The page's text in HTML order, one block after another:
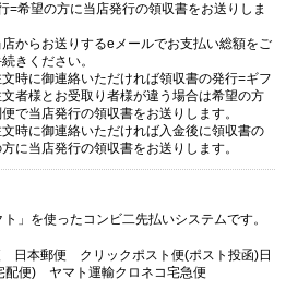
=希望の方に当店発行の領収書をお送りしま
からお送りするeメールでお支払い総額をご
きください。
時に御連絡いただければ領収書の発行=ギフ
文者様とお受取り者様が違う場合は希望の方
で当店発行の領収書をお送りします。
時に御連絡いただければ入金後に領収書の
に当店発行の領収書をお送りします。
」を使ったコンビ二先払いシステムです。
日本郵便 クリックポスト便(ポスト投函)日
便) ヤマト運輸クロネコ宅急便